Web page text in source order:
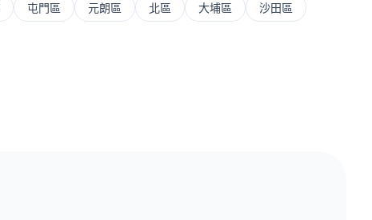
屯門區 元朗區 北區 大埔區
沙田區